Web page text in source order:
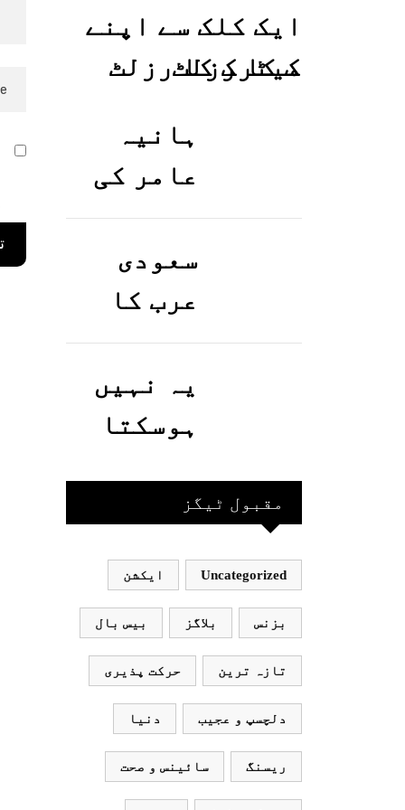
ایک کلک سے اپنے
میٹرک کا رزلٹ
ہانیہ
عامر کی
بہن ایشا
عامر کی
بولڈ
تصاویر
وائرل ہو
گئیں
سعودی
عرب کا
ورک ویزا
کیسے
حاصل کیا
ہے؟جانیے
یہ نہیں
ہوسکتا
بھارت
کھیلے
اور
بھارتی
ٹیم
پاکستان
نہ آئے،
مقبول ٹیگز
Uncategorized ایکشن
بزنس بلاگز بیس بال
تازہ ترین حرکت پذیری
دلچسپ و عجیب دنیا
ریسنگ سائینس و صحت